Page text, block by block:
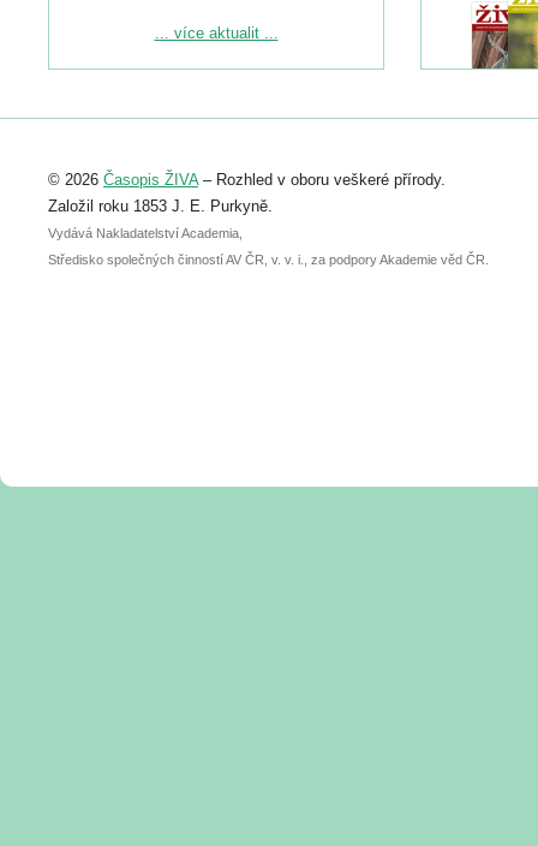
Podrobnější informace ke konferenci
Registrovat se můžete do 6. září.
abstraktu přihlášené přednášky nebo
posteru je už 30. června.
... více aktualit ...
© 2026 Časopis ŽIVA– Rozhled v oboru veškeré přírody.
Založil roku 1853 J. E. Purkyně.
Vydává Nakladatelství Academia,
Středisko společných činností AV ČR, v. v. i., za podpory Akademie věd ČR.